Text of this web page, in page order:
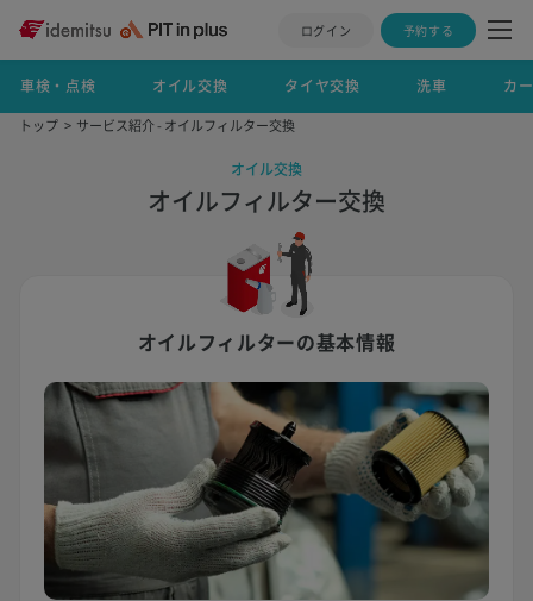
ログイン 予約する
車検・点検 オイル交換 タイヤ交換 洗車 カ
トップ サービス紹介 - オイルフィルター交換
オイル交換
オイルフィルター交換
オイルフィルターの基本情報